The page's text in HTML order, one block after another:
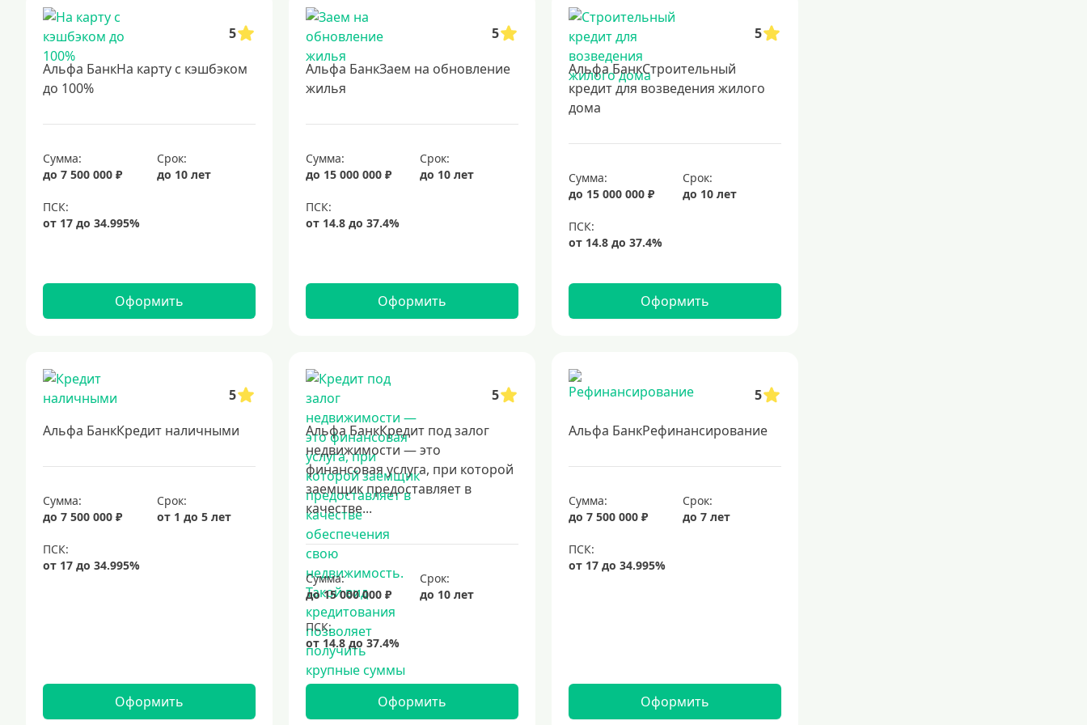
5
Альфа БанкНа карту с кэшбэком
до 100%
Сумма:
до 7 500 000 ₽
Срок:
до 10 лет
Оформить
5
Альфа БанкЗаем на обновление
жилья
Сумма:
до 15 000 000 ₽
Срок:
до 10 лет
Оформить
5
Альфа БанкСтроительный
кредит для возведения жилого
дома
Сумма:
до 15 000 000 ₽
Срок:
до 10 лет
Оформить
5
Альфа БанкКредит наличными
Сумма:
до 7 500 000 ₽
Срок:
от 1 до 5 лет
Оформить
5
Альфа БанкКредит под залог
недвижимости — это
финансовая услуга, при которой
заемщик предоставляет в
качестве...
Сумма:
до 15 000 000 ₽
Срок:
до 10 лет
Оформить
5
Альфа БанкРефинансирование
Сумма:
до 7 500 000 ₽
Срок:
до 7 лет
Оформить